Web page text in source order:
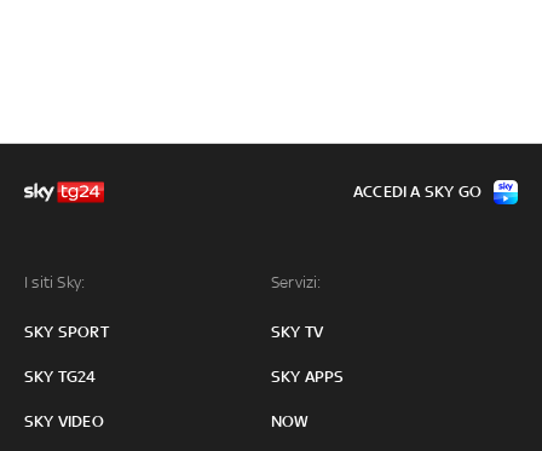
I siti Sky:
SKY SPORT
SKY TG24
SKY VIDEO
Servizi:
SKY TV
SKY APPS
NOW
ACCEDI A SKY GO